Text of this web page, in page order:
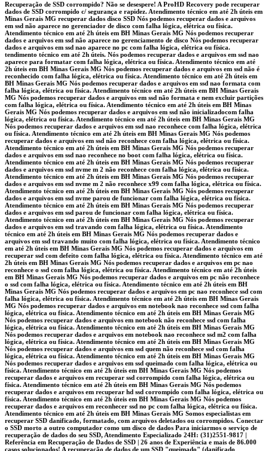
Recuperação de SSD corrompido? Não se desespere! A ProHD Recovery pode recuperar
dados de SSD corrompido c/ segurança e rapidez. Atendimento técnico em até 2h úteis em
Minas Gerais MG recuperar dados disco SSD Nós podemos recuperar dados e arquivos
em ssd não aparece no gerenciador de disco com falha lógica, elétrica ou física.
Atendimento técnico em até 2h úteis em BH Minas Gerais MG Nós podemos recuperar
dados e arquivos em ssd não aparece no gerenciamento de disco Nós podemos recuperar
dados e arquivos em ssd nao aparece no pc com falha lógica, elétrica ou física.
tendimento técnico em até 2h úteis. Nós podemos recuperar dados e arquivos em ssd nao
aparece para formatar com falha lógica, elétrica ou física. Atendimento técnico em até
2h úteis em BH Minas Gerais MG Nós podemos recuperar dados e arquivos em ssd não é
reconhecido com falha lógica, elétrica ou física. Atendimento técnico em até 2h úteis em
BH Minas Gerais MG Nós podemos recuperar dados e arquivos em ssd nao formata com
falha lógica, elétrica ou física. Atendimento técnico em até 2h úteis em BH Minas Gerais
MG Nós podemos recuperar dados e arquivos em ssd não formata e nem excluir partições
com falha lógica, elétrica ou física. Atendimento técnico em até 2h úteis em BH Minas
Gerais MG Nós podemos recuperar dados e arquivos em ssd não inicializadocom falha
lógica, elétrica ou física. Atendimento técnico em até 2h úteis em BH Minas Gerais MG
Nós podemos recuperar dados e arquivos em ssd nao reconhece com falha lógica, elétrica
ou física. Atendimento técnico em até 2h úteis em BH Minas Gerais MG Nós podemos
recuperar dados e arquivos em ssd não reconhece com falha lógica, elétrica ou física.
Atendimento técnico em até 2h úteis em BH Minas Gerais MG Nós podemos recuperar
dados e arquivos em ssd nao reconhece no boot com falha lógica, elétrica ou física.
Atendimento técnico em até 2h úteis em BH Minas Gerais MG Nós podemos recuperar
dados e arquivos em ssd nvme m 2 não reconhece com falha lógica, elétrica ou física.
Atendimento técnico em até 2h úteis em BH Minas Gerais MG Nós podemos recuperar
dados e arquivos em ssd nvme m 2 não reconhece x99 com falha lógica, elétrica ou física.
Atendimento técnico em até 2h úteis em BH Minas Gerais MG Nós podemos recuperar
dados e arquivos em ssd nvme parou de funcionar com falha lógica, elétrica ou física.
Atendimento técnico em até 2h úteis em BH Minas Gerais MG Nós podemos recuperar
dados e arquivos em ssd parou de funcionar com falha lógica, elétrica ou física.
Atendimento técnico em até 2h úteis em BH Minas Gerais MG Nós podemos recuperar
dados e arquivos em ssd travando com falha lógica, elétrica ou física. Atendimento
técnico em até 2h úteis em BH Minas Gerais MG Nós podemos recuperar dados e
arquivos em ssd travando muito com falha lógica, elétrica ou física. Atendimento técnico
em até 2h úteis em BH Minas Gerais MG Nós podemos recuperar dados e arquivos em
recuperar ssd com defeito com falha lógica, elétrica ou física. Atendimento técnico em até
2h úteis em BH Minas Gerais MG Nós podemos recuperar dados e arquivos em pc nao
reconhece o ssd com falha lógica, elétrica ou física. Atendimento técnico em até 2h úteis
em BH Minas Gerais MG Nós podemos recuperar dados e arquivos em pc não reconhece
o ssd com falha lógica, elétrica ou física. Atendimento técnico em até 2h úteis em BH
Minas Gerais MG Nós podemos recuperar dados e arquivos em pc nao reconhece ssd com
falha lógica, elétrica ou física. Atendimento técnico em até 2h úteis em BH Minas Gerais
MG Nós podemos recuperar dados e arquivos em notebook nao reconhece ssd com falha
lógica, elétrica ou física. Atendimento técnico em até 2h úteis em BH Minas Gerais MG
Nós podemos recuperar dados e arquivos em notebook não reconhece ssd com falha
lógica, elétrica ou física. Atendimento técnico em até 2h úteis em BH Minas Gerais MG
Nós podemos recuperar dados e arquivos em notebook nao reconhece ssd m2 com falha
lógica, elétrica ou física. Atendimento técnico em até 2h úteis em BH Minas Gerais MG
Nós podemos recuperar dados e arquivos em ssd quem não reconhece ssd com falha
lógica, elétrica ou física. Atendimento técnico em até 2h úteis em BH Minas Gerais MG
Nós podemos recuperar dados e arquivos em ssd queimado com falha lógica, elétrica ou
física. Atendimento técnico em até 2h úteis em BH Minas Gerais MG Nós podemos
recuperar dados e arquivos em recuperar ssd corrompido com falha lógica, elétrica ou
física. Atendimento técnico em até 2h úteis em BH Minas Gerais MG Nós podemos
recuperar dados e arquivos em recuperar hd ssd corrompido com falha lógica, elétrica ou
física. Atendimento técnico em até 2h úteis em BH Minas Gerais MG Nós podemos
recuperar dados e arquivos em reconhecer ssd no pc com falha lógica, elétrica ou física.
Atendimento técnico em até 2h úteis em BH Minas Gerais MG Somos especialistas em
recuperar SSD danificado, formatado, com arquivos deletados ou corrompidos. Conectar
o SSD morto a outro computador como um disco de dados Para iniciarmos o serviço de
recuperação de dados do seu SSD, Atendimento Especializado 24H: (31)2551-9817 |
Referência em Recuperação de Dados de SSD | 26 anos de Experiência e mais de 86.000
casos solucionados! A recuperação de dados de um SSD "queimado" (danificado